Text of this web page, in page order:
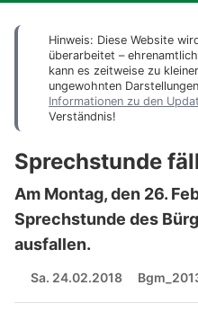
Hinweis: Diese Website
überarbeitet –
kann es zeitweise zu
ungewohnten
Informationen zu den
Verständnis!
Sprechstunde
Am Montag, den 26.
Sprechstunde des
ausfallen.
Sa. 24.02.2018